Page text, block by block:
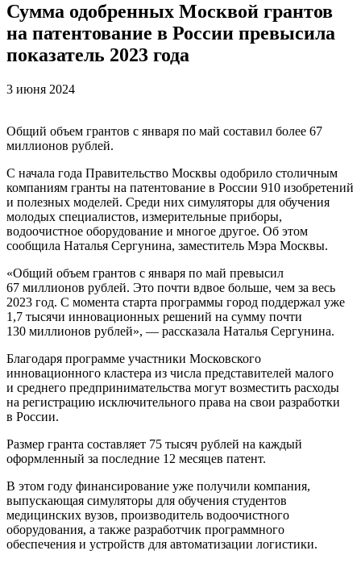
Сумма одобренных Москвой грантов
на патентование в России превысила
показатель 2023 года
3 июня 2024
Общий объем грантов с января по май составил более 67
миллионов рублей.
С начала года Правительство Москвы одобрило столичным
компаниям гранты на патентование в России 910 изобретений
и полезных моделей. Среди них симуляторы для обучения
молодых специалистов, измерительные приборы,
водоочистное оборудование и многое другое. Об этом
сообщила Наталья Сергунина, заместитель Мэра Москвы.
«Общий объем грантов с января по май превысил
67 миллионов рублей. Это почти вдвое больше, чем за весь
2023 год. С момента старта программы город поддержал уже
1,7 тысячи инновационных решений на сумму почти
130 миллионов рублей», — рассказала Наталья Сергунина.
Благодаря программе участники Московского
инновационного кластера из числа представителей малого
и среднего предпринимательства могут возместить расходы
на регистрацию исключительного права на свои разработки
в России.
Размер гранта составляет 75 тысяч рублей на каждый
оформленный за последние 12 месяцев патент.
В этом году финансирование уже получили компания,
выпускающая симуляторы для обучения студентов
медицинских вузов, производитель водоочистного
оборудования, а также разработчик программного
обеспечения и устройств для автоматизации логистики.